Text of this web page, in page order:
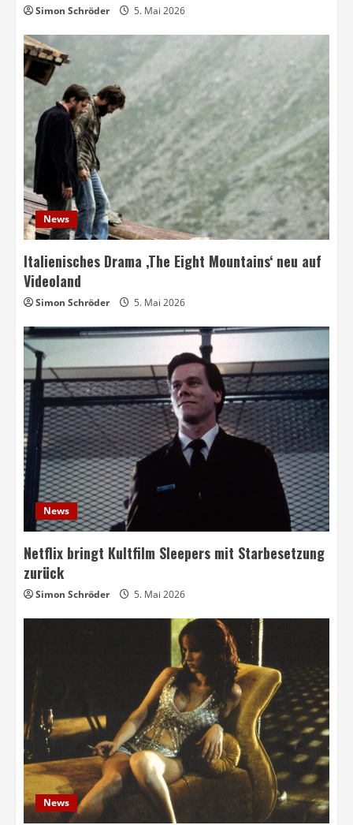
Simon Schröder 5. Mai 2026
News
Italienisches Drama ‚The Eight Mountains‘ neu auf
Videoland
Simon Schröder 5. Mai 2026
News
Netflix bringt Kultfilm Sleepers mit Starbesetzung
zurück
Simon Schröder 5. Mai 2026
News